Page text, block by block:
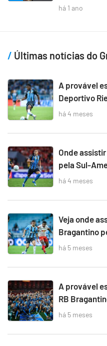
há 1 ano
Últimas notícias do
A provável
Deportivo
há 4 meses
Onde
pela Sul-
há 4 meses
Veja onde
Bragantino
há 5 meses
A provável
RB
há 5 meses